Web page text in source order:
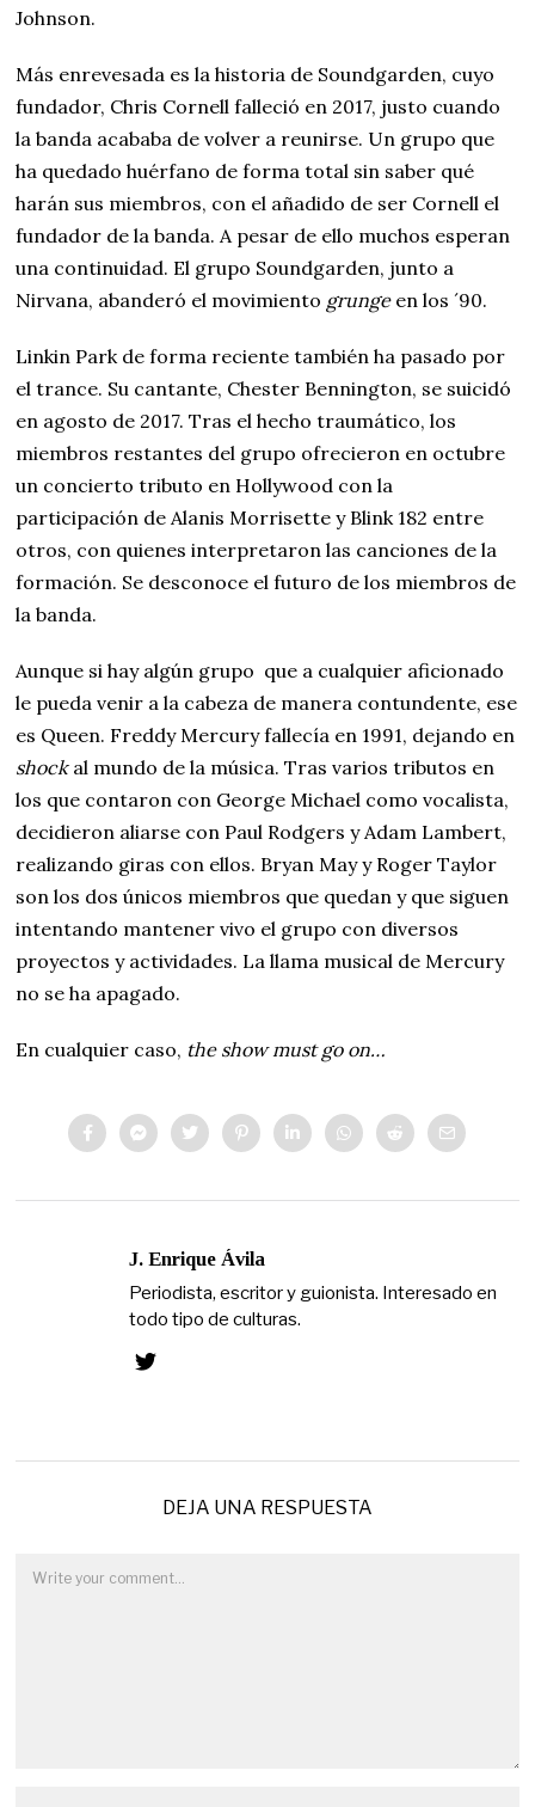
Johnson.
Más enrevesada es la historia de Soundgarden, cuyo
fundador, Chris Cornell falleció en 2017, justo cuando
la banda acababa de volver a reunirse. Un grupo que
ha quedado huérfano de forma total sin saber qué
harán sus miembros, con el añadido de ser Cornell el
fundador de la banda. A pesar de ello muchos esperan
una continuidad. El grupo Soundgarden, junto a
Nirvana, abanderó el movimiento grungeen los ´90.
Linkin Park de forma reciente también ha pasado por
el trance. Su cantante, Chester Bennington, se suicidó
en agosto de 2017. Tras el hecho traumático, los
miembros restantes del grupo ofrecieron en octubre
un concierto tributo en Hollywood con la
participación de Alanis Morrisette y Blink 182 entre
otros, con quienes interpretaron las canciones de la
formación. Se desconoce el futuro de los miembros de
la banda.
Aunque si hay algún grupo que a cualquier aficionado
le pueda venir a la cabeza de manera contundente, ese
es Queen. Freddy Mercury fallecía en 1991, dejando en
shockal mundo de la música. Tras varios tributos en
los que contaron con George Michael como vocalista,
decidieron aliarse con Paul Rodgers y Adam Lambert,
realizando giras con ellos. Bryan May y Roger Taylor
son los dos únicos miembros que quedan y que siguen
intentando mantener vivo el grupo con diversos
proyectos y actividades. La llama musical de Mercury
no se ha apagado.
En cualquier caso, the show must go on…
J. Enrique Ávila
Periodista, escritor y guionista. Interesado en
todo tipo de culturas.
DEJA UNA RESPUESTA